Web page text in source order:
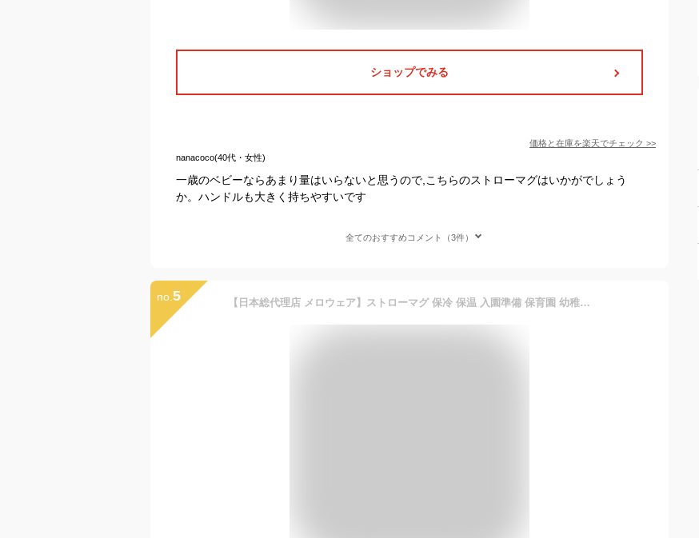
ショップでみる
価格と在庫を楽天でチェック >>
nanacoco(40代・女性)
一歳のベビーならあまり量はいらないと思うので,こちらのストローマグはいかがでしょう
か。ハンドルも大きく持ちやすいです
全てのおすすめコメント（3件）
no. 5 【日本総代理店 メロウェア】ストローマグ 保冷 保温 入園準備 保育園 幼稚園 サーモボトル meroware ベビー マグボトル 270ml 9カ月 水筒 魔法瓶 1歳 2歳 3歳 漏れにくい 幼児用 男の子 女の子 MATT matt くすみカラー 出産祝い